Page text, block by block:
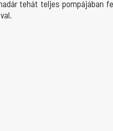
tehát teljes pompájában